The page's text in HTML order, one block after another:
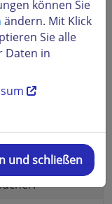
an Dritte
statt.
Homepage-
bietet eine
Statistik der
können Sie
ändern. Mit Klick
Sie alle
Daten in
und schließen